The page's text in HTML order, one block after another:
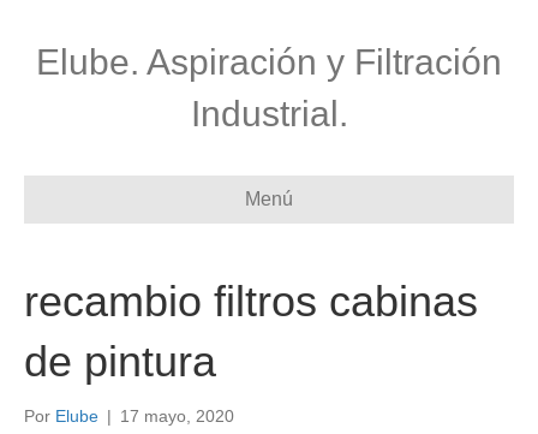
Elube. Aspiración y Filtración
Industrial.
Menú
recambio filtros cabinas
de pintura
Por Elube | 17 mayo, 2020